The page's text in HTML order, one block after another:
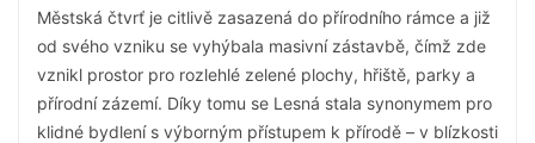
Městská čtvrť je citlivě zasazená do přírodního rámce a již
od svého vzniku se vyhýbala masivní zástavbě, čímž zde
vznikl prostor pro rozlehlé zelené plochy, hřiště, parky a
přírodní zázemí. Díky tomu se Lesná stala synonymem pro
klidné bydlení s výborným přístupem k přírodě – v blízkosti